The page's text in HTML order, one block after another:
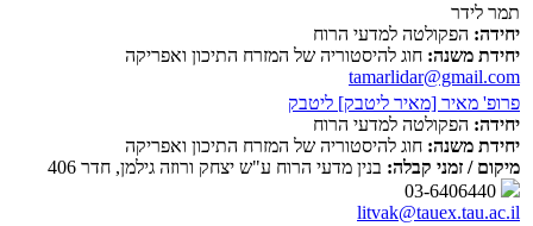
תמר לידר
יחידה: הפקולטה למדעי הרוח
יחידת משנה: חוג להיסטוריה של המזרח התיכון ואפריקה
tamarlidar@gmail.com
פרופ' מאיר [מאיר ליטבק] ליטבק
יחידה: הפקולטה למדעי הרוח
יחידת משנה: חוג להיסטוריה של המזרח התיכון ואפריקה
מיקום / זמני קבלה: בנין מדעי הרוח ע"ש יצחק ורוזה גילמן, חדר 406
litvak@tauex.tau.ac.il